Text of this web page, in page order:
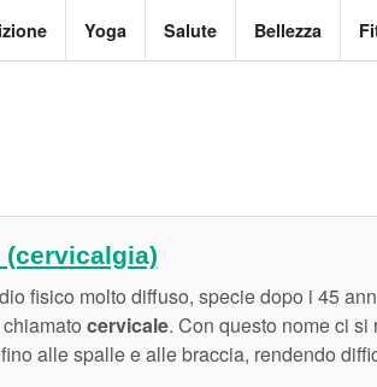
Yoga Salute Bellezza
(cervicalgia)
fisico molto diffuso, specie dopo i 45
cervicale. Con questo nome ci
alle spalle e alle braccia, rendendo